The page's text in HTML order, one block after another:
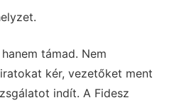
támad. Nem
kér, vezetőket ment
indít. A Fidesz